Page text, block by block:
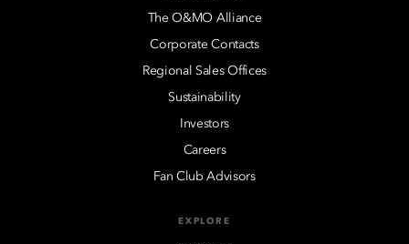
The O&MO Alliance
Corporate Contacts
Regional Sales Offices
Sustainability
Investors
Careers
Fan Club Advisors
EXPLORE